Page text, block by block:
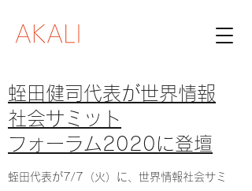
蛭田健司代表が世界情報
社会サミット
フォーラム2020に登壇
蛭田代表が7/7（火）に、世界情報社会サミ